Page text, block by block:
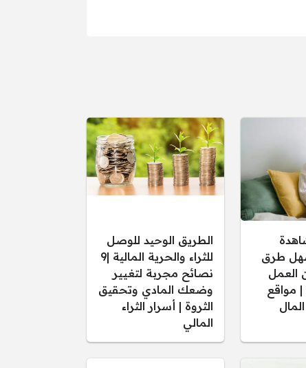
طرق
العمل
| مواقع
الطريق الوحيد للوصل
للثراء والحرية المالية |9
نصائح مجربة لتغيير
وضعك المادي وتحقيق
الثروة | أسرار الثراء
المالي